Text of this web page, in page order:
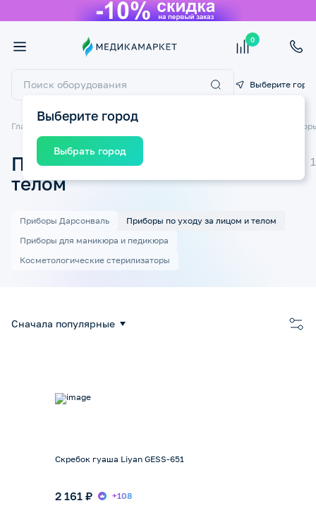
0
Выберите город
Выберите город
Выбрать город
Главная Красота и здоровье
Приборы по уходу за лицом и
телом
Приборы Дарсонваль
Приборы по уходу за лицом и телом
Приборы для маникюра и педикюра
Косметологические стерилизаторы
Сначала популярные
Скребок гуаша Liyan GESS-651
2 161 ₽ +108